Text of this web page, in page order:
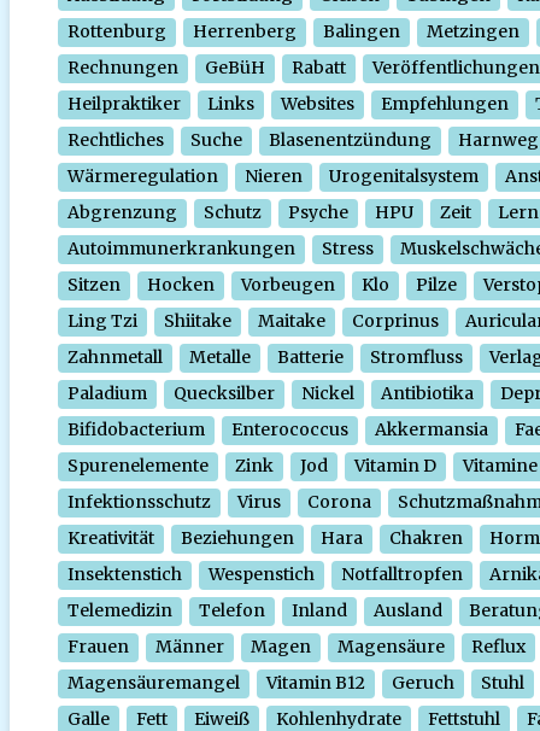
Rottenburg
Herrenberg Balingen
Metzingen
Rechnungen
GeBüH Rabatt
Veröffentlichungen
Heilpraktiker
Links Websites Empfehlungen
Rechtliches
Suche Blasenentzündung
Wärmeregulation
Nieren Urogenitalsystem
Abgrenzung
Schutz Psyche HPU Zeit
Autoimmunerkrankungen
Stress
Sitzen
Hocken Vorbeugen Klo Pilze
Ling Tzi
Shiitake Maitake Corprinus
Zahnmetall
Metalle Batterie Stromfluss
Paladium
Quecksilber Nickel Antibiotika
Bifidobacterium
Enterococcus Akkermansia
Spurenelemente
Zink Jod Vitamin D
Vitamine
Infektionsschutz
Virus Corona
Kreativität
Beziehungen Hara Chakren
Insektenstich
Wespenstich Notfalltropfen
Telemedizin
Telefon Inland Ausland
Frauen
Männer Magen Magensäure
Reflux
Magensäuremangel
Vitamin B12 Geruch
Stuhl
Galle
Fett Eiweiß Kohlenhydrate Fettstuhl